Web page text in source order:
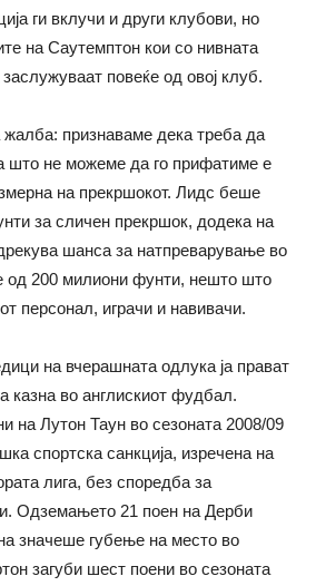
ги вклучи и други клубови, но
на Саутемптон кои со нивната
повеќе од овој клуб.
признаваме дека треба да
што не можеме да го прифатиме е
на прекршокот. Лидс беше
за сличен прекршок, додека на
шанса за натпреварување во
од 200 милиони фунти, нешто што
персонал, играчи и навивачи.
на вчерашната одлука ја прават
казна во англискиот фудбал.
на Лутон Таун во сезоната 2008/09
спортска санкција, изречена на
лига, без споредба за
Одземањето 21 поен на Дерби
значеше губење на место во
загуби шест поени во сезоната